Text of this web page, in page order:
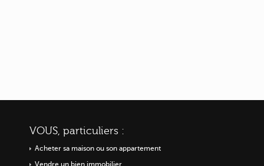
VOUS, particuliers :
Acheter sa maison ou son appartement